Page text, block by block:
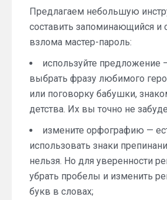
Предлагаем небольшую
составить запоминающийся и
взлома мастер-пароль:
используйте
выбрать фразу любимого
или поговорку бабушки,
детства. Их вы точно не
измените орфографию —
использовать знаки
нельзя. Но для уверенности
убрать пробелы и изменить
букв в словах;